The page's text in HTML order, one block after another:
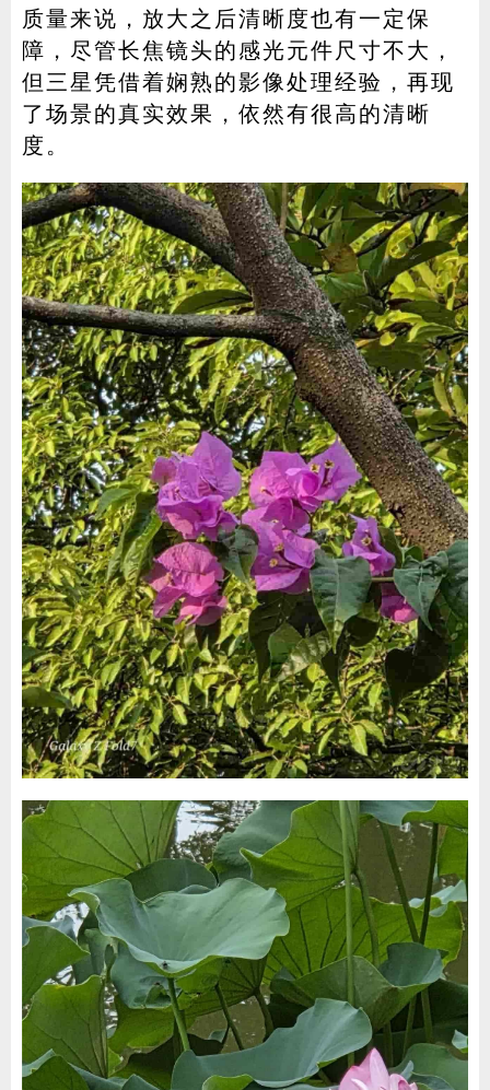
质量来说，放大之后清晰度也有一定保
障，尽管长焦镜头的感光元件尺寸不大，
但三星凭借着娴熟的影像处理经验，再现
了场景的真实效果，依然有很高的清晰
度。